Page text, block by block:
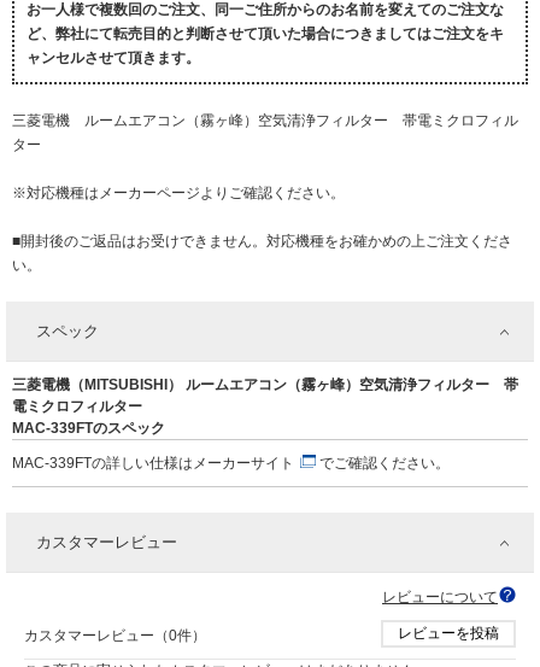
お一人様で複数回のご注文、同一ご住所からのお名前を変えてのご注文な
ど、弊社にて転売目的と判断させて頂いた場合につきましてはご注文をキ
ャンセルさせて頂きます。
三菱電機 ルームエアコン（霧ヶ峰）空気清浄フィルター 帯電ミクロフィル
ター
※対応機種はメーカーページよりご確認ください。
■開封後のご返品はお受けできません。対応機種をお確かめの上ご注文くださ
い。
スペック
三菱電機（MITSUBISHI） ルームエアコン（霧ヶ峰）空気清浄フィルター 帯
電ミクロフィルター
MAC-339FTのスペック
MAC-339FTの詳しい仕様は メーカーサイト でご確認ください。
カスタマーレビュー
レビューについて
カスタマーレビュー（0件） レビューを投稿